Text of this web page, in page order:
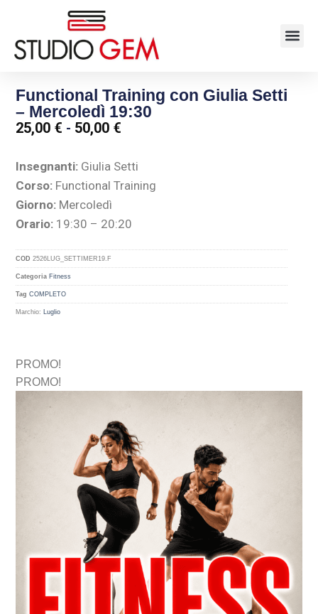
Functional Training con Giulia Setti
– Mercoledì 19:30
25,00 € - 50,00 €
Insegnanti: Giulia Setti
Corso: Functional Training
Giorno: Mercoledì
Orario: 19:30 – 20:20
COD2526LUG_SETTIMER19.F
Categoria Fitness
Tag COMPLETO
Marchio: Luglio
PROMO!
PROMO!